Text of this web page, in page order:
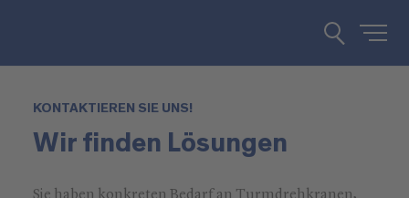
KONTAKTIEREN SIE UNS!
Wir finden Lösungen